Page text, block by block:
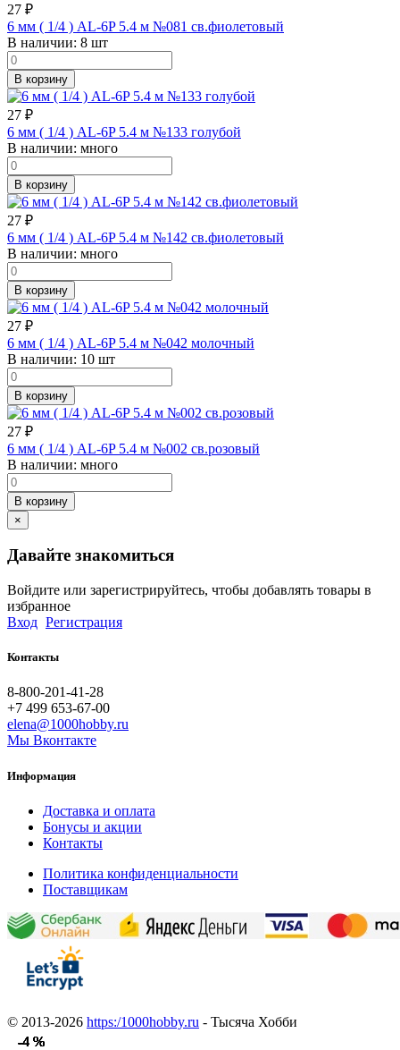
-4 %
-4 %
-4 %
-4 %
-4 %
-4 %
-4 %
-4 %
27 ₽
6 мм ( 1/4 ) AL-6P 5.4 м №081 св.фиолетовый
В наличии: 8 шт
В корзину
-4 %
27 ₽
6 мм ( 1/4 ) AL-6P 5.4 м №133 голубой
В наличии: много
В корзину
-4 %
27 ₽
6 мм ( 1/4 ) AL-6P 5.4 м №142 св.фиолетовый
В наличии: много
В корзину
-4 %
27 ₽
6 мм ( 1/4 ) AL-6P 5.4 м №042 молочный
В наличии: 10 шт
В корзину
-4 %
27 ₽
6 мм ( 1/4 ) AL-6P 5.4 м №002 св.розовый
В наличии: много
В корзину
×
Давайте знакомиться
Войдите или зарегистрируйтесь, чтобы добавлять товары в
избранное
Вход Регистрация
Контакты
8-800-201-41-28
+7 499 653-67-00
elena@1000hobby.ru
Мы Вконтакте
Информация
Доставка и оплата
Бонусы и акции
Контакты
Политика конфиденциальности
Поставщикам
© 2013-2026 https:/1000hobby.ru - Тысяча Хобби